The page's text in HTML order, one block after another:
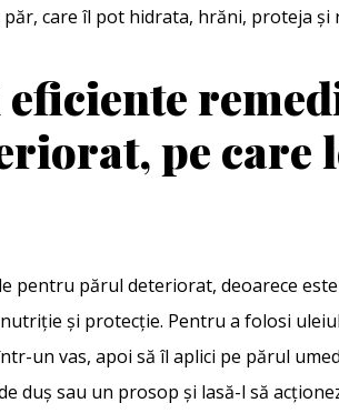
care îl pot hidrata, hrăni, proteja și
eficiente
pe care
pentru părul deteriorat, deoarece
și protecție. Pentru a folosi
un vas, apoi să îl aplici pe părul
duș sau un prosop și lasă-l să